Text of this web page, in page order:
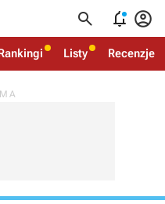
  
Listy Recenzje